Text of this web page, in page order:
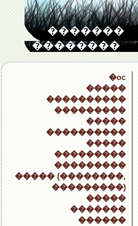
�������
��������
�oc
�����
����������
���������
�����
����������
�����
���������
���������
����� (��������,
���������)
�����
�������
������